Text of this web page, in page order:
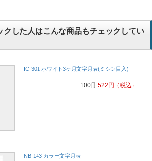
クした人はこんな商品もチェックしてい
IC-301 ホワイト3ヶ月文字月表(ミシン目入)
100冊 522円 （税込）
NB-143 カラー文字月表